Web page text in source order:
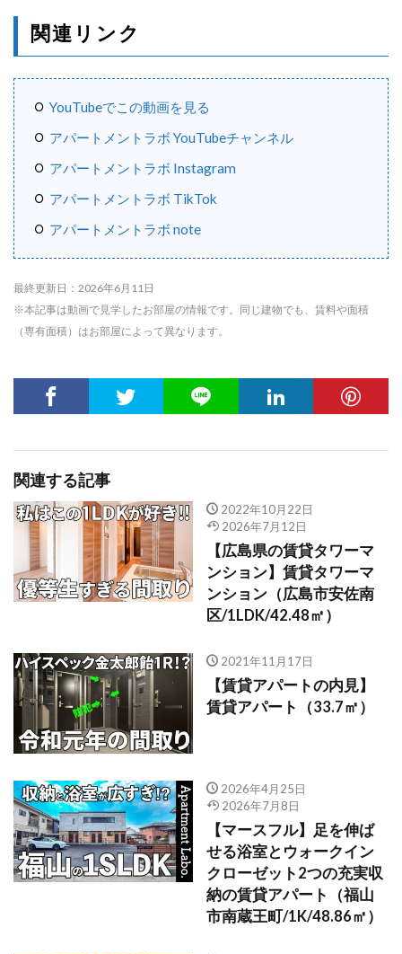
関連リンク
YouTubeでこの動画を見る
アパートメントラボ YouTubeチャンネル
アパートメントラボ Instagram
アパートメントラボ TikTok
アパートメントラボ note
最終更新日：2026年6月11日
※本記事は動画で見学したお部屋の情報です。同じ建物でも、賃料や面積
（専有面積）はお部屋によって異なります。
関連する記事
2022年10月22日
2026年7月12日
【広島県の賃貸タワーマ
ンション】賃貸タワーマ
ンション（広島市安佐南
区/1LDK/42.48㎡）
2021年11月17日
【賃貸アパートの内見】
賃貸アパート（33.7㎡）
2026年4月25日
2026年7月8日
【マースフル】足を伸ば
せる浴室とウォークイン
クローゼット2つの充実収
納の賃貸アパート（福山
市南蔵王町/1K/48.86㎡）